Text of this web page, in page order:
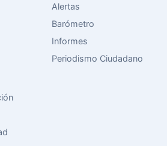
Alertas
Barómetro
Informes
Periodismo Ciudadano